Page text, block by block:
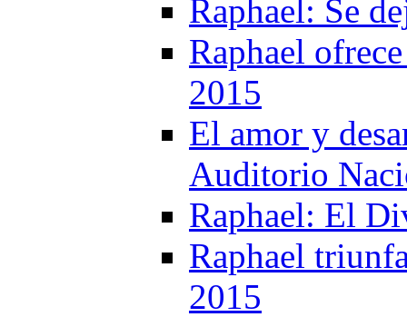
Raphael: Se
Raphael
2015
El amor y
Auditorio
Raphael: El
Raphael
2015